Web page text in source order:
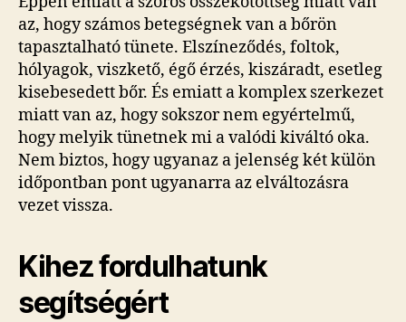
az, hogy számos betegségnek van a bőrön
tapasztalható tünete. Elszíneződés, foltok,
hólyagok, viszkető, égő érzés, kiszáradt, esetleg
kisebesedett bőr. És emiatt a komplex szerkezet
miatt van az, hogy sokszor nem egyértelmű,
hogy melyik tünetnek mi a valódi kiváltó oka.
Nem biztos, hogy ugyanaz a jelenség két külön
időpontban pont ugyanarra az elváltozásra
vezet vissza.
Kihez fordulhatunk
segítségért